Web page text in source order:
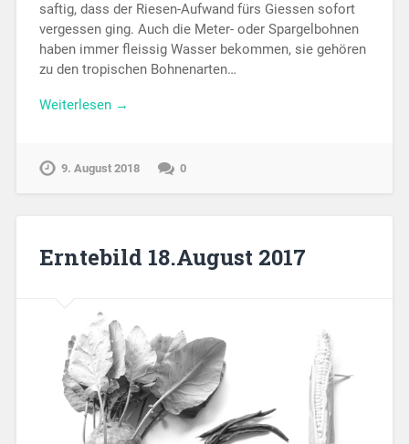
saftig, dass der Riesen-Aufwand fürs Giessen sofort
vergessen ging. Auch die Meter- oder Spargelbohnen
haben immer fleissig Wasser bekommen, sie gehören
zu den tropischen Bohnenarten…
Weiterlesen →
9. August 2018 0
Erntebild 18.August 2017